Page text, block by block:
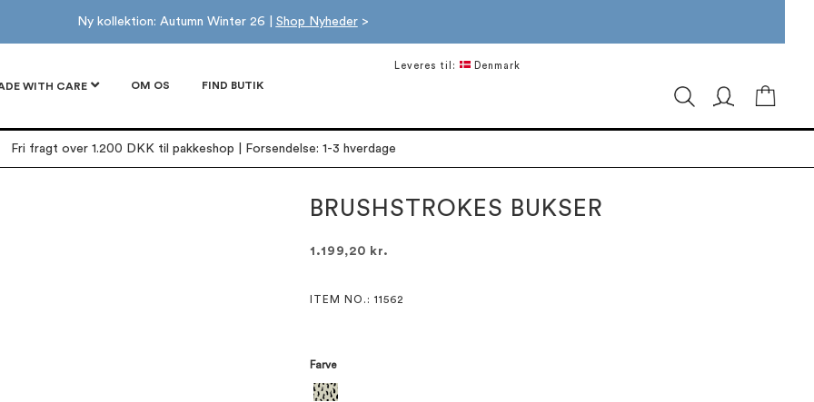
Ny kollektion: Autumn Winter 26 | Shop Nyheder>
WITH CARE OM OS FIND BUTIK
Leveres til: Denmark
Fri fragt over 1.200 DKK til pakkeshop | Forsendelse: 1-3 hverdage
BRUSHSTROKES BUKSER
1.199,20 kr.
ITEM NO. : 11562
Farve